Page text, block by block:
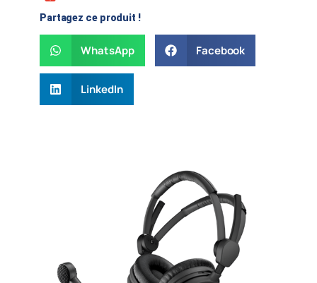
Partagez ce produit !
WhatsApp Facebook
LinkedIn